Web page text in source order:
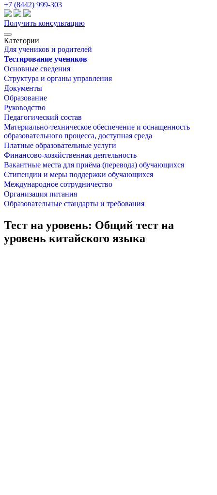
+7 (8442) 999-303
Получить консультацию
Категории
Для учеников и родителей
Тестирование учеников
Основные сведения
Структура и органы управления
Документы
Образование
Руководство
Педагогический состав
Материально-техническое обеспечение и оснащенность
образовательного процесса, доступная среда
Платные образовательные услуги
Финансово-хозяйственная деятельность
Вакантные места для приёма (перевода) обучающихся
Стипендии и меры поддержки обучающихся
Международное сотрудничество
Организация питания
Образовательные стандарты и требования
Тест на уровень: Общий тест на
уровень китайского языка